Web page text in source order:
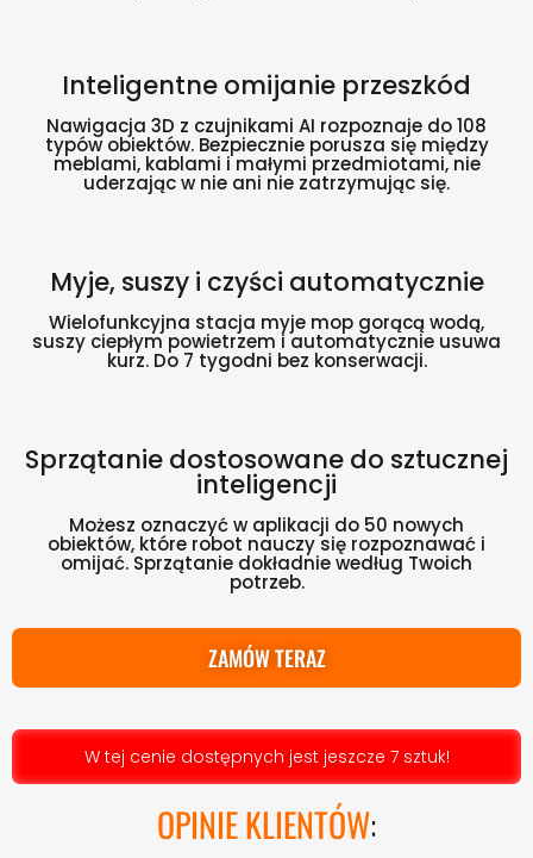
Inteligentne omijanie przeszkód
Nawigacja 3D z czujnikami AI rozpoznaje do 108
typów obiektów. Bezpiecznie porusza się między
meblami, kablami i małymi przedmiotami, nie
uderzając w nie ani nie zatrzymując się.
Myje, suszy i czyści automatycznie
Wielofunkcyjna stacja myje mop gorącą wodą,
suszy ciepłym powietrzem i automatycznie usuwa
kurz. Do 7 tygodni bez konserwacji.
Sprzątanie dostosowane do sztucznej
inteligencji
Możesz oznaczyć w aplikacji do 50 nowych
obiektów, które robot nauczy się rozpoznawać i
omijać. Sprzątanie dokładnie według Twoich
potrzeb.
ZAMÓW TERAZ
W tej cenie dostępnych jest jeszcze 7 sztuk!
OPINIE KLIENTÓW: